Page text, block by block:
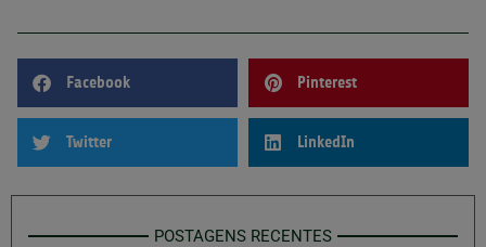
Facebook Pinterest
Twitter LinkedIn
POSTAGENS RECENTES